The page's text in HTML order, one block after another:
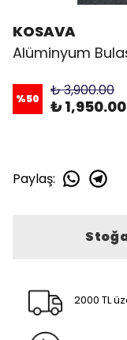
KOSAVA
Alüminyum
%50 ₺ 3,900.00
₺ 1,950.00
Paylaş:
2000 TL